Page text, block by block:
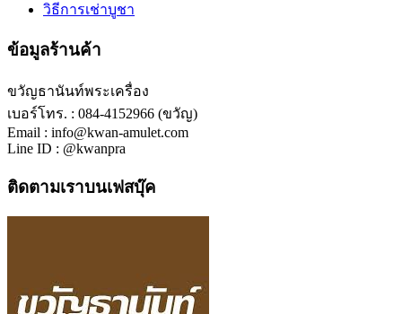
วิธีการเช่าบูชา
ข้อมูลร้านค้า
ขวัญธานันท์พระเครื่อง
เบอร์โทร. : 084-4152966 (ขวัญ)
Email : info@kwan-amulet.com
Line ID : @kwanpra
ติดตามเราบนเฟสบุ๊ค